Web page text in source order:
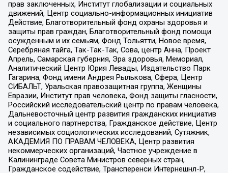
прав заключенных, Институт глобализации и социальных
движений, Центр социально-информационных инициатив
Действие, Благотворительный фонд охраны здоровья и
защиты прав граждан, Благотворительный фонд помощи
осужденным и их семьям, Фонд Тольятти, Новое время,
Серебряная тайга, Так-Так-Так, Сова, центр Анна, Проект
Апрель, Самарская губерния, Эра здоровья, Мемориал,
Аналитический Центр Юрия Левады, Издательство Парк
Гагарина, Фонд имени Андрея Рылькова, Сфера, Центр
СИБАЛЬТ, Уральская правозащитная группа, Женщины
Евразии, Институт прав человека, Фонд защиты гласности,
Российский исследовательский центр по правам человека,
Дальневосточный центр развития гражданских инициатив
и социального партнерства, Гражданское действие, Центр
независимых социологических исследований, Сутяжник,
АКАДЕМИЯ ПО ПРАВАМ ЧЕЛОВЕКА, Центр развития
некоммерческих организаций, Частное учреждение в
Калининграде Совета Министров северных стран,
Гражданское содействие, Трансперенси Интернешнл-Р,